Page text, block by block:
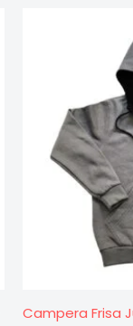
Campera Frisa